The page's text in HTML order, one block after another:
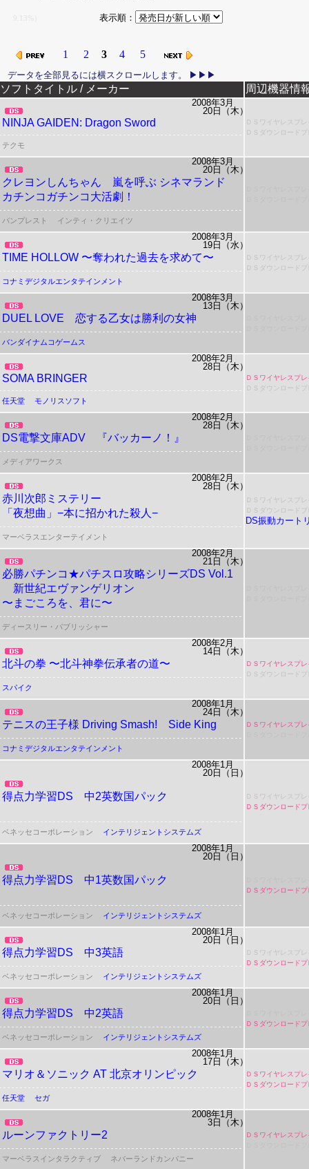
表示順：
1 2 3 4 5
リース日
ソフトタイトル / メーカー 周辺機器情
2008年3月
20日（木）
NINJA GAIDEN: Dragon Sword
ＤＳワイヤレスプ
ＤＳダウンロード
テクモ
2008年3月
20日（木）
クレヨンしんちゃん
嵐を呼ぶ シネマランド
カチンコガチンコ大活劇！
バンプレスト インティ・クリエイツ
2008年3月
19日（水）
TIME HOLLOW 〜奪われた過去を求めて〜
ＤＳワイヤレスプ
ＤＳダウンロード
コナミデジタルエンタテインメント
2008年3月
13日（木）
DUEL LOVE 恋する乙女は勝利の女神
バンダイナムコゲームス
2008年2月
28日（木）
SOMA BRINGER
ＤＳワイヤレスプ
ＤＳダウンロード
任天堂
モノリスソフト
2008年2月
28日（木）
DS電撃文庫ADV 『バッカーノ！』
メディアワークス
2008年2月
28日（木）
赤川次郎ミステリー
「夜想曲」−本に招かれた殺人−
ＤＳワイヤレスプ
ＤＳダウンロード
DS振動カート
マーベラスエンターテイメント
2008年2月
21日（木）
必勝パチンコ★パチスロ攻略シリーズDS Vol.1
新世紀エヴァンゲリオン
〜まごころを、君に〜
ディースリー・パブリッシャー
2008年2月
14日（木）
北斗の拳 〜北斗神拳伝承者の道〜
ＤＳワイヤレスプ
ＤＳダウンロード
スパイク
2008年1月
24日（木）
テニスの王子様 Driving Smash! Side King
ＤＳワイヤレスプ
コナミデジタルエンタテインメント
2008年1月
20日（日）
得点力学習DS 中2英数国パック
ＤＳワイヤレスプ
ＤＳダウンロード
ベネッセコーポレーション インテリジェントシステムズ
2008年1月
20日（日）
得点力学習DS 中1英数国パック
ＤＳダウンロード
ベネッセコーポレーション インテリジェントシステムズ
2008年1月
20日（日）
得点力学習DS 中3英語
ＤＳワイヤレスプ
ＤＳダウンロード
ベネッセコーポレーション
インテリジェントシステムズ
2008年1月
20日（日）
得点力学習DS 中2英語
ＤＳダウンロード
ベネッセコーポレーション
インテリジェントシステムズ
2008年1月
17日（木）
マリオ＆ソニック AT 北京オリンピック
ＤＳワイヤレスプ
ＤＳダウンロード
任天堂
セガ
2008年1月
3日（木）
ルーンファクトリー2
ＤＳワイヤレスプ
マーベラスインタラクティブ
ネバーランドカンパニー